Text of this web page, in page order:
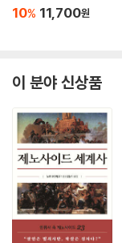
오늘이 다시 보인다.
탐험과 정복의 땅 아메
년간의 근대사를 다룬
략자)가 아메리카 대
화를 자세히 다루고 있
과 문화적 위업을 파괴
리 고닉의 엄정한 역사
스페인의 오랜 식민지
지, 아메리카를 개척하
10% 11,700원
이 분야 신상품